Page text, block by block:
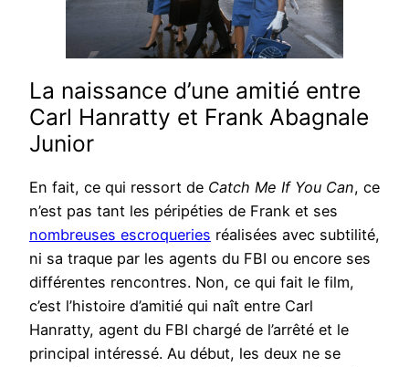
La naissance d’une amitié entre
Carl Hanratty et Frank Abagnale
Junior
En fait, ce qui ressort de Catch Me If You Can, ce
n’est pas tant les péripéties de Frank et ses
nombreuses escroqueries réalisées avec subtilité,
ni sa traque par les agents du FBI ou encore ses
différentes rencontres. Non, ce qui fait le film,
c’est l’histoire d’amitié qui naît entre Carl
Hanratty, agent du FBI chargé de l’arrêté et le
principal intéressé. Au début, les deux ne se